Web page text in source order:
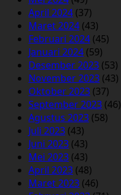
April 2024 (37)
Maret 2024 (43)
Februari 2024 (45)
Januari 2024 (59)
Desember 2023 (53)
November 2023 (43)
Oktober 2023 (37)
September 2023 (46)
Agustus 2023 (58)
Juli 2023 (43)
Juni 2023 (43)
Mei 2023 (43)
April 2023 (48)
Maret 2023 (46)